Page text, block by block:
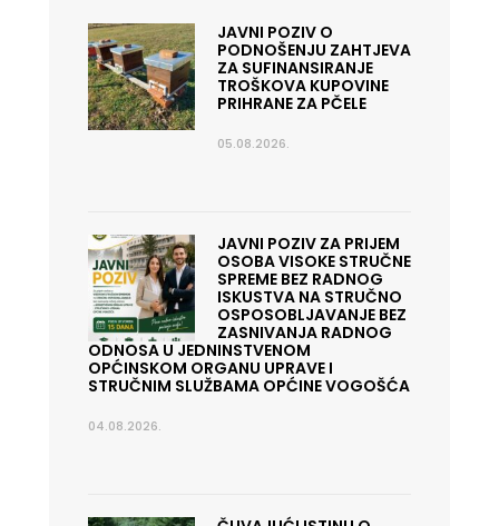
JAVNI POZIV O
PODNOŠENJU ZAHTJEVA
ZA SUFINANSIRANJE
TROŠKOVA KUPOVINE
PRIHRANE ZA PČELE
05.08.2026.
JAVNI POZIV ZA PRIJEM
OSOBA VISOKE STRUČNE
SPREME BEZ RADNOG
ISKUSTVA NA STRUČNO
OSPOSOBLJAVANJE BEZ
ZASNIVANJA RADNOG
ODNOSA U JEDNINSTVENOM
OPĆINSKOM ORGANU UPRAVE I
STRUČNIM SLUŽBAMA OPĆINE VOGOŠĆA
04.08.2026.